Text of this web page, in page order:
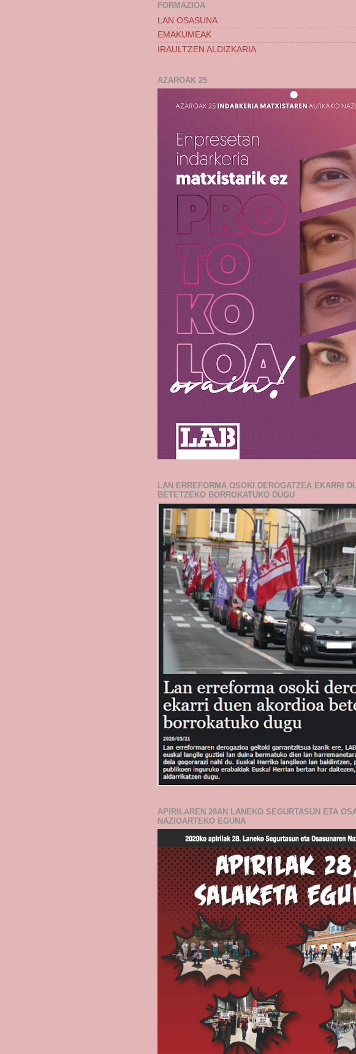
FORMAZIOA
LAN OSASUNA
EMAKUMEAK
IRAULTZEN ALDIZKARIA
AZAROAK 25
LAN ERREFORMA OSOKI DEROGATZEA EKARRI
BETETZEKO BORROKATUKO DUGU
APIRILAREN 28AN LANEKO SEGURTASUN ETA
NAZIOARTEKO EGUNA